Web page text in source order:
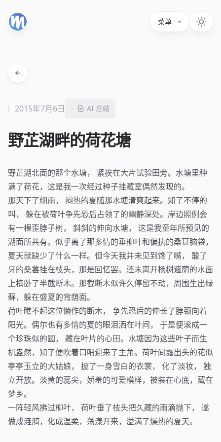
菜单
野芷湖畔的荷花塘
2015年7月6日 · AI 总结
野芷湖北面的那个水塘， 紧挨在大片试验田旁。水塘里种
满了荷花，这是我一次经过种子挂藏室偶然发现的。
那天下了细雨， 闷热的夏随那水塘清爽起来。知了不停的
叫， 躲在被荷叶争先恐后占领了的幽静深处。岸边照例会
有一棵歪脖子树， 斜斜的伸向水塘， 这是我童年所预见的
湖面所共有。似乎离了那多情的垂柳叶和偏执的桑葚脑袋，
夏天就缺少了什么一样。但今天我并未见到馋了嘴， 酸了
牙的桑葚挂在枝头，那是回忆罢。还未离开杨树遮荫的水面
上横卧了半截断木。那截断木似许久停留不动，周围生出绿
藓，躲在盛夏的背荫面。
荷叶瞧不起这位懒作的断木， 争先恐后的伸长了脖颈向着
阳光。偶尔也有多情的夏的眼泪洒在叶间， 于是便滚成一
个珍珠似的圆， 藏在叶片的心田。水塘因为这些叶子而生
机盎然，知了便吹着口哨迎来了主角。荷叶间露出头的花似
亭亭玉立的大姑娘， 披了一身雪白的衣裳， 化了淡妆， 独
立开放。淡黄的蕊尖，娇羞的可爱模样，被装在心底，藏在
梦乡。
一阵轻风拂过柳叶， 荷叶垂了枝头把久藏的雨滴抛下， 遂
做成涟漪，化成温柔，荡漾开来，溢满了燥热的夏天。